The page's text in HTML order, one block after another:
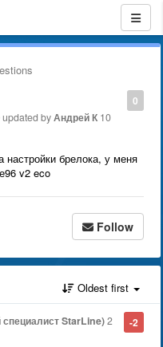
0
updated byАндрей К 10
настройки брелока, у меня
v2 eco
Follow
Oldest first
-2
специалист StarLine)2